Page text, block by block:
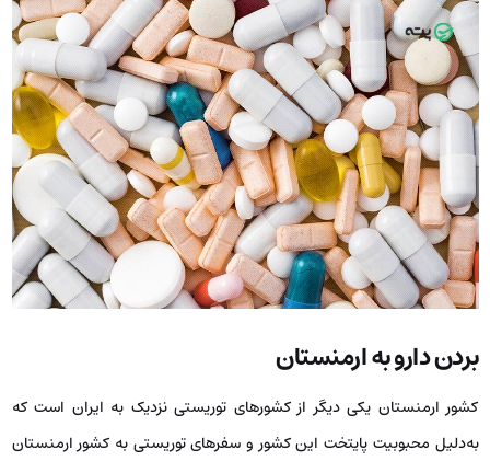
بردن دارو به ارمنستان
کشور ارمنستان یکی دیگر از کشورهای توریستی نزدیک به ایران است که
به‌دلیل محبوبیت پایتخت این کشور و سفرهای توریستی به کشور ارمنستان